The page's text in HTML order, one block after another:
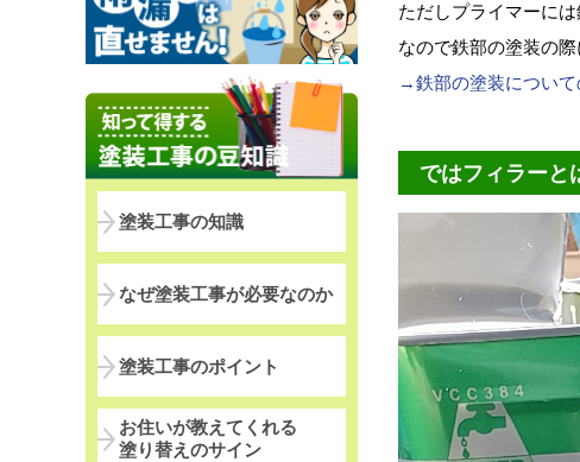
ただしプライマーに
なので鉄部の塗装の
→鉄部の塗装につい
ではフィラーと
塗装工事の知識
なぜ塗装工事が必要なのか
塗装工事のポイント
お住いが教えてくれる
塗り替えのサイン